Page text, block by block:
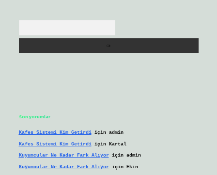
Son yorumlar
Kafes Sistemi Kim Getirdiiçin admin
Kafes Sistemi Kim Getirdiiçin Kartal
Kuyumcular Ne Kadar Fark Alıyoriçin admin
Kuyumcular Ne Kadar Fark Alıyoriçin Ekin